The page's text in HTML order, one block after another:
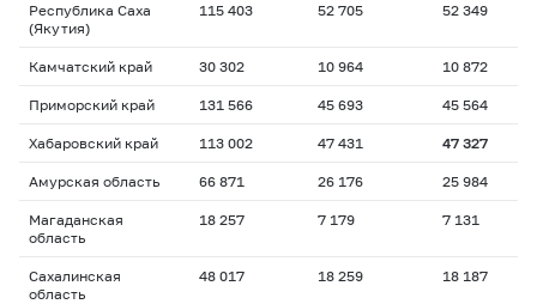
Республика Саха
(Якутия)
115 403 52 705 52 349
Камчатский край 30 302 10 964 10 872
Приморский край 131 566 45 693 45 564
Хабаровский край 113 002 47 431 47 327
Амурская область 66 871 26 176 25 984
Магаданская
область
18 257 7 179 7 131
Сахалинская
область
48 017 18 259 18 187